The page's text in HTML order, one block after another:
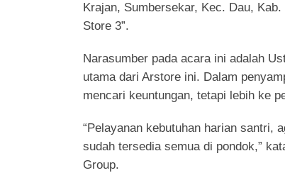
Krajan, Sumbersekar, Kec. Dau,
Store 3”.
Narasumber pada acara ini adalah
utama dari Arstore ini. Dalam
mencari keuntungan, tetapi lebih ke
“Pelayanan kebutuhan harian santri,
sudah tersedia semua di pondok,”
Group.